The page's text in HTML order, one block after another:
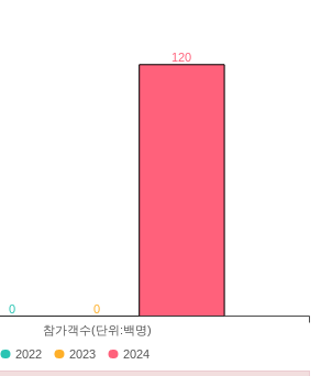
0 0
120
참가객수(단위:백명)
2022 2023 2024